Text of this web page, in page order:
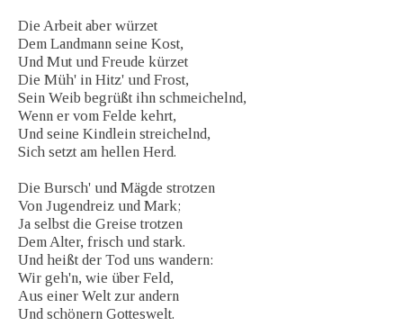
Die Arbeit aber würzet
Dem Landmann seine Kost,
Und Mut und Freude kürzet
Die Müh' in Hitz' und Frost,
Sein Weib begrüßt ihn schmeichelnd,
Wenn er vom Felde kehrt,
Und seine Kindlein streichelnd,
Sich setzt am hellen Herd.
Die Bursch' und Mägde strotzen
Von Jugendreiz und Mark;
Ja selbst die Greise trotzen
Dem Alter, frisch und stark.
Und heißt der Tod uns wandern:
Wir geh'n, wie über Feld,
Aus einer Welt zur andern
Und schönern Gotteswelt.